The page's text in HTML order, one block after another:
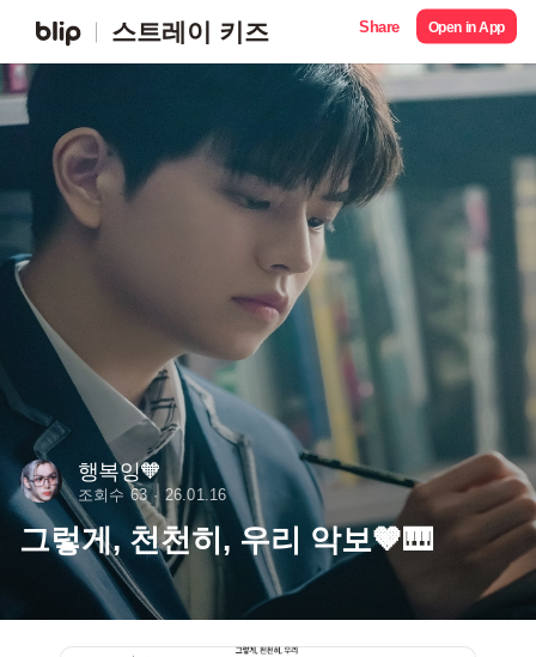
스트레이 키즈 Share Open in App
행복잉🧡
조회수 63 26.01.16
그렇게, 천천히, 우리 악보🤎🎹